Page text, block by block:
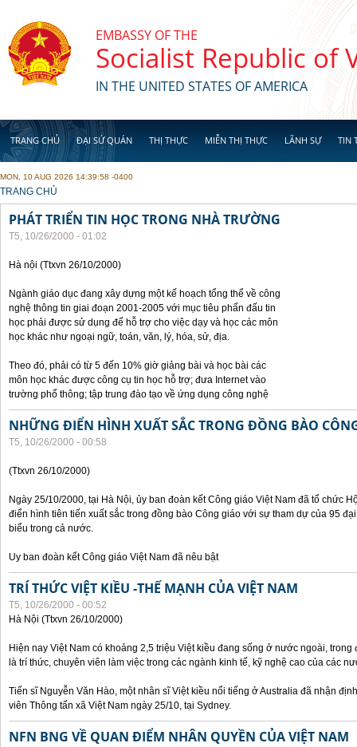
EMBASSY OF THE
Socialist Republic of
IN THE UNITED STATES OF AMERICA
TRANG CHỦ ĐẠI SỨ QUÁN THỊ THỰC MIỄN THỊ THỰC LÃNH SỰ TIN
MON, 10 AUG 2026 14:39:58 -0400
YOU ARE HERE
TRANG CHỦ
PHÁT TRIỂN TIN HỌC TRONG NHÀ TRƯỜNG
T5, 10/26/2000 - 01:02
Hà nội (Ttxvn 26/10/2000)
Ngành giáo dục đang xây dựng một kế hoạch tổng thể về công
nghệ thông tin giai đoạn 2001-2005 với mục tiêu phấn đấu tin
học phải được sử dụng để hỗ trợ cho việc dạy và học các môn
học khác như ngoại ngữ, toán, văn, lý, hóa, sử, địa.
Theo đó, phải có từ 5 đến 10% giờ giảng bài và học bài các
môn học khác được công cụ tin học hỗ trợ; đưa Internet vào
trường phổ thông; tập trung đào tạo về ứng dụng công nghệ
NHỮNG ĐIỂN HÌNH XUẤT SẮC TRONG ĐỒNG BÀO
T5, 10/26/2000 - 00:58
(Ttxvn 26/10/2000)
Ngày 25/10/2000, tại Hà Nội, ủy ban đoàn kết Công giáo Việt Nam đã tổ chức
điển hình tiên tiến xuất sắc trong đồng bào Công giáo với sự tham dự của 95
biểu trong cả nước.
Uy ban đoàn kết Công giáo Việt Nam đã nêu bật
TRÍ THỨC VIỆT KIỀU -THẾ MẠNH CỦA VIỆT NAM
T5, 10/26/2000 - 00:52
Hà Nội (Ttxvn 26/10/2000)
Hiện nay Việt Nam có khoảng 2,5 triệu Việt kiều đang sống ở nước ngoài,
là trí thức, chuyên viên làm việc trong các ngành kinh tế, kỹ nghệ cao của các
Tiến sĩ Nguyễn Văn Hào, một nhân sĩ Việt kiều nổi tiếng ở Australia đã nhận
viên Thông tấn xã Việt Nam ngày 25/10, tại Sydney.
NFN BNG VỀ QUAN ĐIỂM NHÂN QUYỀN CỦA VIỆT NAM